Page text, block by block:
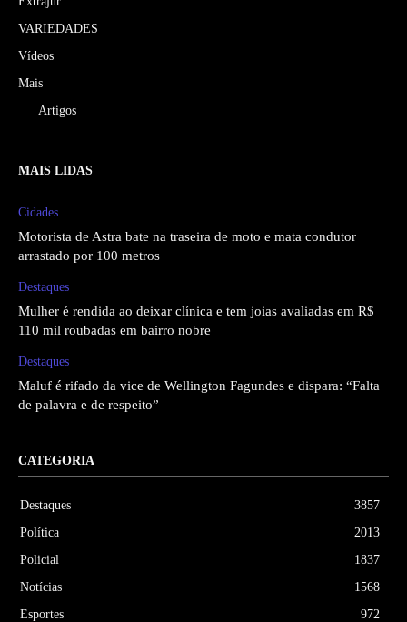
VARIEDADES
Vídeos
Mais
Artigos
MAIS LIDAS
Cidades
Motorista de Astra bate na traseira de moto e mata condutor
arrastado por 100 metros
Destaques
Mulher é rendida ao deixar clínica e tem joias avaliadas em R$
110 mil roubadas em bairro nobre
Destaques
Maluf é rifado da vice de Wellington Fagundes e dispara: “Falta
de palavra e de respeito”
CATEGORIA
Destaques
3857
Política
2013
Policial
1837
Notícias
1568
Esportes
972